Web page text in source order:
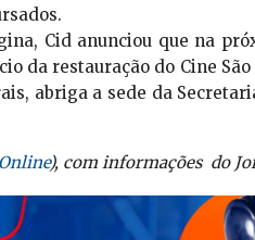
Cid anunciou que na
da restauração do Cine
abriga a sede da
), com informações do